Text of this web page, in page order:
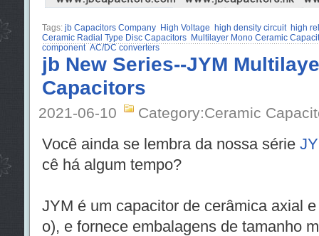
Tags: jb Capacitors Company High Voltage high density circuit
high
Ceramic Radial Type Disc Capacitors
Multilayer Mono Ceramic
component AC/DC converters
jb New Series--JYM
Capacitors
2021-06-10 Category:Ceramic
Você ainda se lembra da nossa série
cê há algum tempo?
JYM é um capacitor de cerâmica axial
o), e fornece embalagens de tamanho